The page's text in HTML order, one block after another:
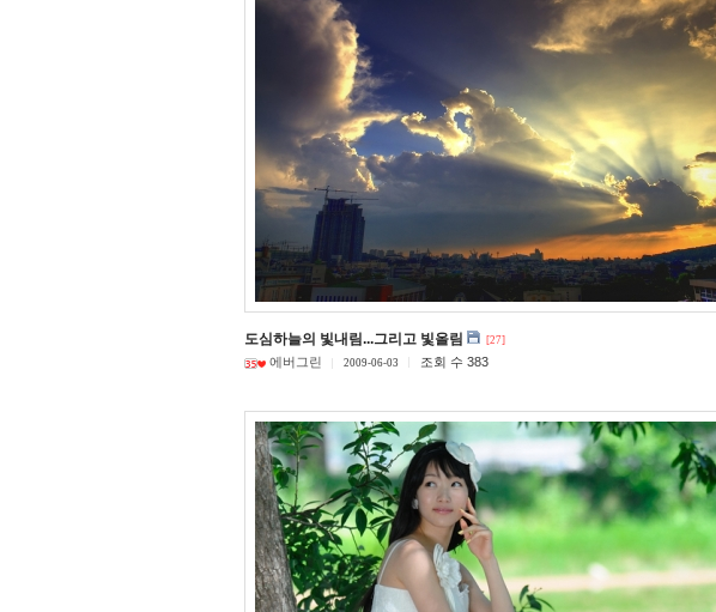
도심하늘의 빛내림...그리고 빛올림 [27]
에버그린 2009-06-03 조회 수 383